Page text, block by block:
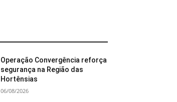
Operação Convergência reforça
segurança na Região das
Hortênsias
06/08/2026